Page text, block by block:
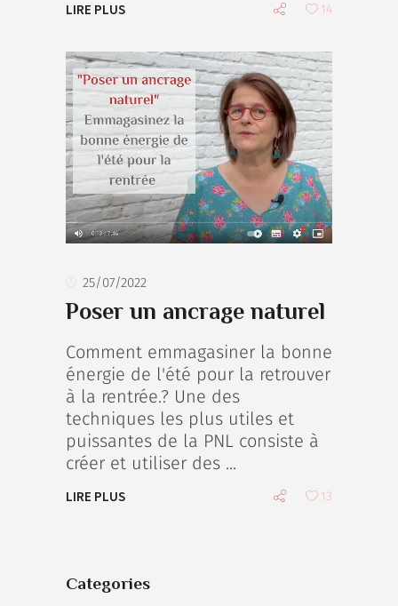
LIRE PLUS 14
25/07/2022
Poser un ancrage naturel
Comment emmagasiner la bonne
énergie de l'été pour la retrouver
à la rentrée.? Une des
techniques les plus utiles et
puissantes de la PNL consiste à
créer et utiliser des
LIRE PLUS 13
Categories